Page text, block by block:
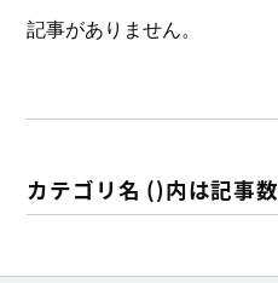
記事がありません。
カテゴリ名 ()内は記事数